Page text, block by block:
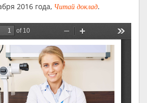
2016 года, Читай доклад.